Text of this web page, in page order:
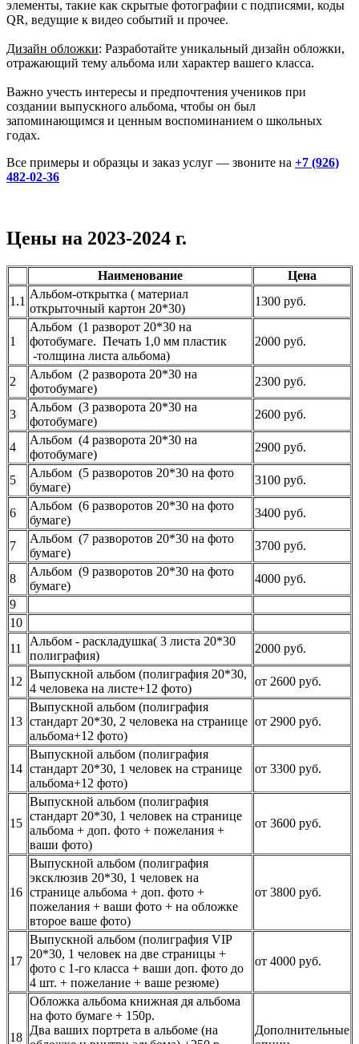
элементы, такие как скрытые фотографии с подписями, коды
QR, ведущие к видео событий и прочее.
Дизайн обложки: Разработайте уникальный дизайн обложки,
отражающий тему альбома или характер вашего класса.
Важно учесть интересы и предпочтения учеников при
создании выпускного альбома, чтобы он был
запоминающимся и ценным воспоминанием о школьных
годах.
Все примеры и образцы и заказ услуг — звоните на +7 (926)
482-02-36
Цены на 2023-2024 г.
Наименование
Цена
1.1
Альбом-открытка ( материал
открыточный картон 20*30)
1300 руб.
1
Альбом (1 разворот 20*30 на
фотобумаге. Печать 1,0 мм пластик
-толщина листа альбома)
2000 руб.
2
Альбом (2 разворота 20*30 на
фотобумаге)
2300 руб.
3
Альбом (3 разворота 20*30 на
фотобумаге)
2600 руб.
4
Альбом (4 разворота 20*30 на
фотобумаге)
2900 руб.
5
Альбом (5 разворотов 20*30 на фото
бумаге)
3100 руб.
6
Альбом (6 разворотов 20*30 на фото
бумаге)
3400 руб.
7
Альбом (7 разворотов 20*30 на фото
бумаге)
3700 руб.
8
Альбом (9 разворотов 20*30 на фото
бумаге)
4000 руб.
9
10
11
Альбом - раскладушка( 3 листа 20*30
полиграфия)
2000 руб.
12
Выпускной альбом (полиграфия 20*30,
4 человека на листе+12 фото)
от 2600 руб.
13
Выпускной альбом (полиграфия
стандарт 20*30, 2 человека на странице
альбома+12 фото)
от 2900 руб.
14
Выпускной альбом (полиграфия
стандарт 20*30, 1 человек на странице
альбома+12 фото)
от 3300 руб.
15
Выпускной альбом (полиграфия
стандарт 20*30, 1 человек на странице
альбома + доп. фото + пожелания +
ваши фото)
от 3600 руб.
16
Выпускной альбом (полиграфия
эксклюзив 20*30, 1 человек на
странице альбома + доп. фото +
пожелания + ваши фото + на обложке
второе ваше фото)
от 3800 руб.
17
Выпускной альбом (полиграфия VIP
20*30, 1 человек на две страницы +
фото с 1-го класса + ваши доп. фото до
4 шт. + пожелание + ваше резюме)
от 4000 руб.
18
Обложка альбома книжная дя альбома
на фото бумаге + 150р.
Два ваших портрета в альбоме (на
Дополнительные